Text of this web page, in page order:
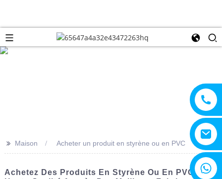
>> Maison Acheter un produit en styrène ou en PVC
Achetez Des Produits En Styrène Ou En PVC De